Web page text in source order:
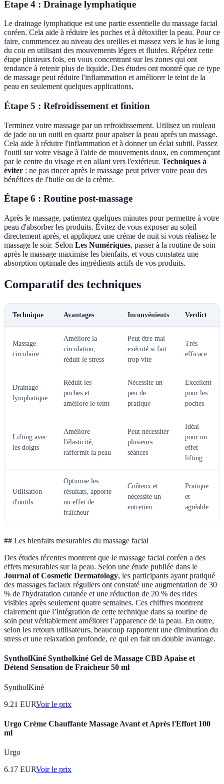
Étape 4 : Drainage lymphatique
Le drainage lymphatique est une partie essentielle du massage facial
coréen. Cela aide à réduire les poches et à détoxifier la peau. Pour ce
faire, commencez au niveau des oreilles et massez vers le bas le long
du cou en utilisant des mouvements légers et fluides. Répétez cette
étape plusieurs fois, en vous concentrant sur les zones qui ont
tendance à retenir plus de liquide. Des études ont montré que ce type
de massage peut réduire l'inflammation et améliorer le teint de la
peau en seulement quelques applications.
Étape 5 : Refroidissement et finition
Terminez votre massage par un refroidissement. Utilisez un rouleau
de jade ou un outil en quartz pour apaiser la peau après un massage.
Cela aide à réduire l'inflammation et à donner un éclat subtil. Passez
l'outil sur votre visage à l'aide de mouvements doux, en commençant
par le centre du visage et en allant vers l'extérieur. Techniques à
éviter : ne pas rincer après le massage peut priver votre peau des
bénéfices de l'huile ou de la crème.
Étape 6 : Routine post-massage
Après le massage, patientez quelques minutes pour permettre à votre
peau d'absorber les produits. Évitez de vous exposer au soleil
directement après, et appliquez une crème de nuit si vous réalisez le
massage le soir. Selon Les Numériques, passer à la routine de soin
après le massage maximise les bienfaits, et vous constatez une
absorption optimale des ingrédients actifs de vos produits.
Comparatif des techniques
Technique Avantages Inconvénients Verdict
Massage
circulaire
Améliore la
circulation,
réduit le stress
Peut être mal
exécuté si fait
trop vite
Très
efficace
Drainage
lymphatique
Réduit les
poches et
améliore le teint
Nécessite un
peu de
pratique
Excellent
pour les
poches
Lifting avec
les doigts
Améliore
l'élasticité,
raffermit la peau
Peut nécessiter
plusieurs
séances
Idéal
pour un
effet
lifting
Utilisation
d'outils
Optimise les
résultats, apporte
un effet de
fraîcheur
Coûteux et
nécessite un
entretien
Pratique
et
agréable
## Les bienfaits mesurables du massage facial
Des études récentes montrent que le massage facial coréen a des
effets mesurables sur la peau. Selon une étude publiée dans le
Journal of Cosmetic Dermatology, les participants ayant pratiqué
des massages faciaux réguliers ont constaté une augmentation de 30
% de l'hydratation cutanée et une réduction de 20 % des rides
visibles après seulement quatre semaines. Ces chiffres montrent
clairement que l’intégration de cette technique dans sa routine de
soin peut véritablement améliorer l’apparence de la peau. En outre,
selon les retours utilisateurs, beaucoup rapportent une diminution du
stress et une relaxation profonde, ce qui en fait un double avantage.
SyntholKiné Syntholkiné Gel de Massage CBD Apaise et
Détend Sensation de Fraicheur 50 ml
SyntholKiné
9.21 EURVoir le prix
Urgo Crème Chauffante Massage Avant et Après l'Effort 100
ml
Urgo
6.17 EURVoir le prix